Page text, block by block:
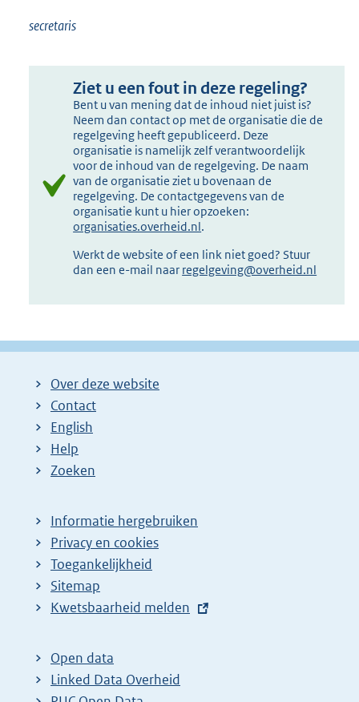
secretaris
Ziet u een fout in deze regeling?
Bent u van mening dat de inhoud niet juist is?
Neem dan contact op met de organisatie die de
regelgeving heeft gepubliceerd. Deze
organisatie is namelijk zelf verantwoordelijk
voor de inhoud van de regelgeving. De naam
van de organisatie ziet u bovenaan de
regelgeving. De contactgegevens van de
organisatie kunt u hier opzoeken:
organisaties.overheid.nl.
Werkt de website of een link niet goed? Stuur
dan een e-mail naar regelgeving@overheid.nl
Over deze website
Contact
English
Help
Zoeken
Informatie hergebruiken
Privacy en cookies
Toegankelijkheid
Sitemap
E
t
e
r
Kwetsbaarheid melden
Open data
Linked Data Overheid